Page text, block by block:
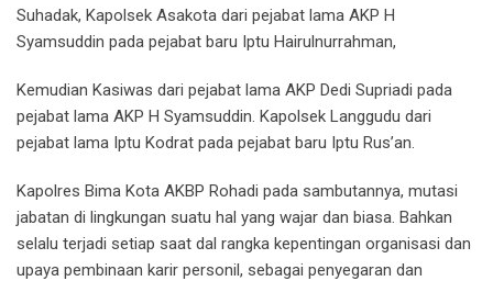
Suhadak, Kapolsek Asakota dari pejabat lama AKP H
Syamsuddin pada pejabat baru Iptu Hairulnurrahman,
Kemudian Kasiwas dari pejabat lama AKP Dedi Supriadi pada
pejabat lama AKP H Syamsuddin. Kapolsek Langgudu dari
pejabat lama Iptu Kodrat pada pejabat baru Iptu Rus’an.
Kapolres Bima Kota AKBP Rohadi pada sambutannya, mutasi
jabatan di lingkungan suatu hal yang wajar dan biasa. Bahkan
selalu terjadi setiap saat dal rangka kepentingan organisasi dan
upaya pembinaan karir personil, sebagai penyegaran dan